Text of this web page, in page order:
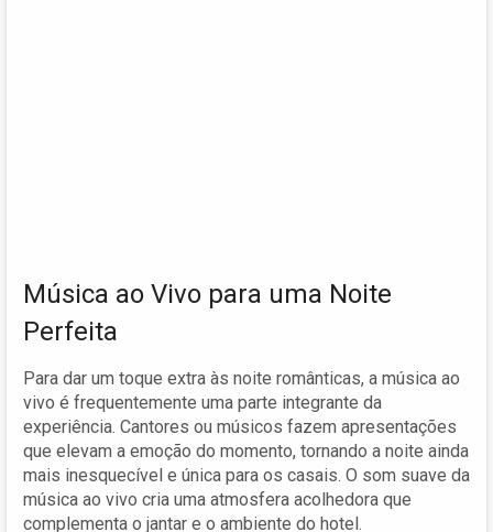
Música ao Vivo para uma Noite
Perfeita
Para dar um toque extra às noite românticas, a música ao
vivo é frequentemente uma parte integrante da
experiência. Cantores ou músicos fazem apresentações
que elevam a emoção do momento, tornando a noite ainda
mais inesquecível e única para os casais. O som suave da
música ao vivo cria uma atmosfera acolhedora que
complementa o jantar e o ambiente do hotel.